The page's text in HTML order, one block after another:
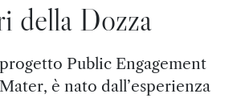
della Dozza
Public Engagement
è nato dall’esperienza